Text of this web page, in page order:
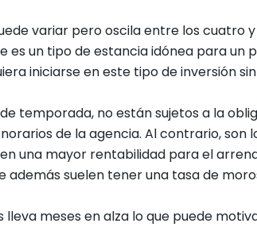
variar pero oscila entre los cuatro
es un tipo de estancia idónea para un
iniciarse en este tipo de inversión
temporada, no están sujetos a la
de la agencia. Al contrario, son
una mayor rentabilidad para el
además suelen tener una tasa de
lleva meses en alza lo que puede